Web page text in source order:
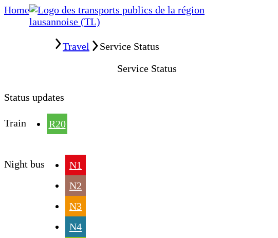
Home
Travel
Service Status
Service Status
Status updates
Train R20
Night bus
N1
N2
N3
N4